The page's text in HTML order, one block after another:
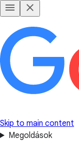
Skip to main content
Megoldások